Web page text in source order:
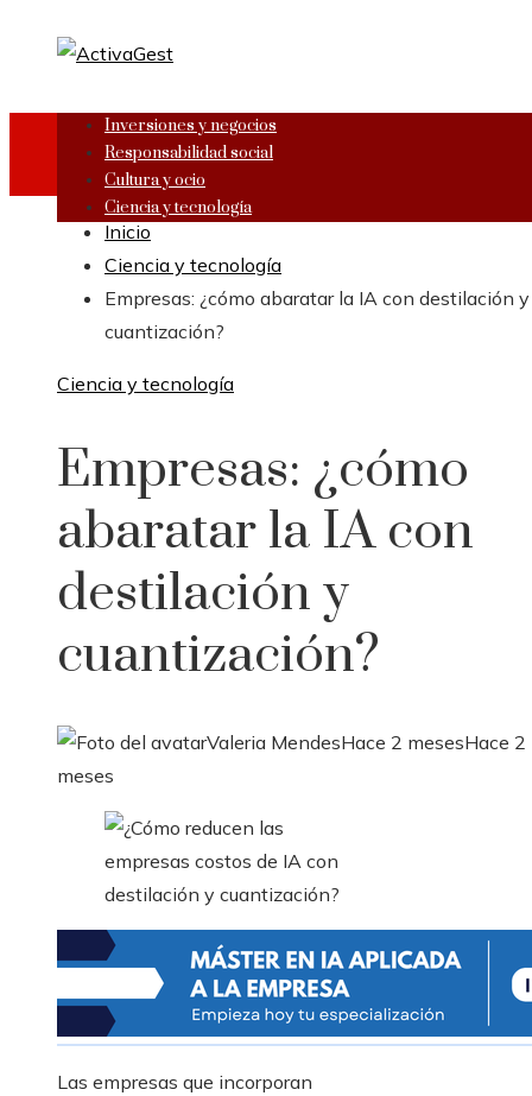
Inversiones y negocios
Responsabilidad social
Cultura y ocio
Ciencia y tecnología
Inicio
Ciencia y tecnología
Empresas: ¿cómo abaratar la IA con destilación y
cuantización?
Ciencia y tecnología
Empresas: ¿cómo
abaratar la IA con
destilación y
cuantización?
Valeria MendesHace 2 mesesHace 2
meses
Las empresas que incorporan